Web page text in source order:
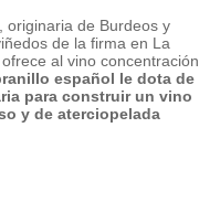
originaria de Burdeos y
de la firma en La
al vino concentración
español le dota de
para construir un vino
y de aterciopelada